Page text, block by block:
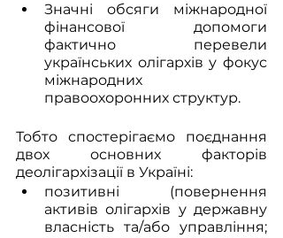
Значні обсяги міжнародної
фінансової допомоги
фактично перевели
українських олігархів у фокус
міжнародних
правоохоронних структур.
Тобто спостерігаємо поєднання
двох основних факторів
деолігархізації в Україні:
позитивні (повернення
активів олігархів у державну
власність та/або управління;